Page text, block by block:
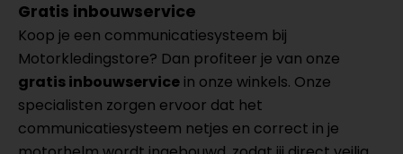
Gratis inbouwservice
Koop je een communicatiesysteem bij
Motorkledingstore? Dan profiteer je van onze
gratis inbouwservice in onze winkels. Onze
specialisten zorgen ervoor dat het
communicatiesysteem netjes en correct in je